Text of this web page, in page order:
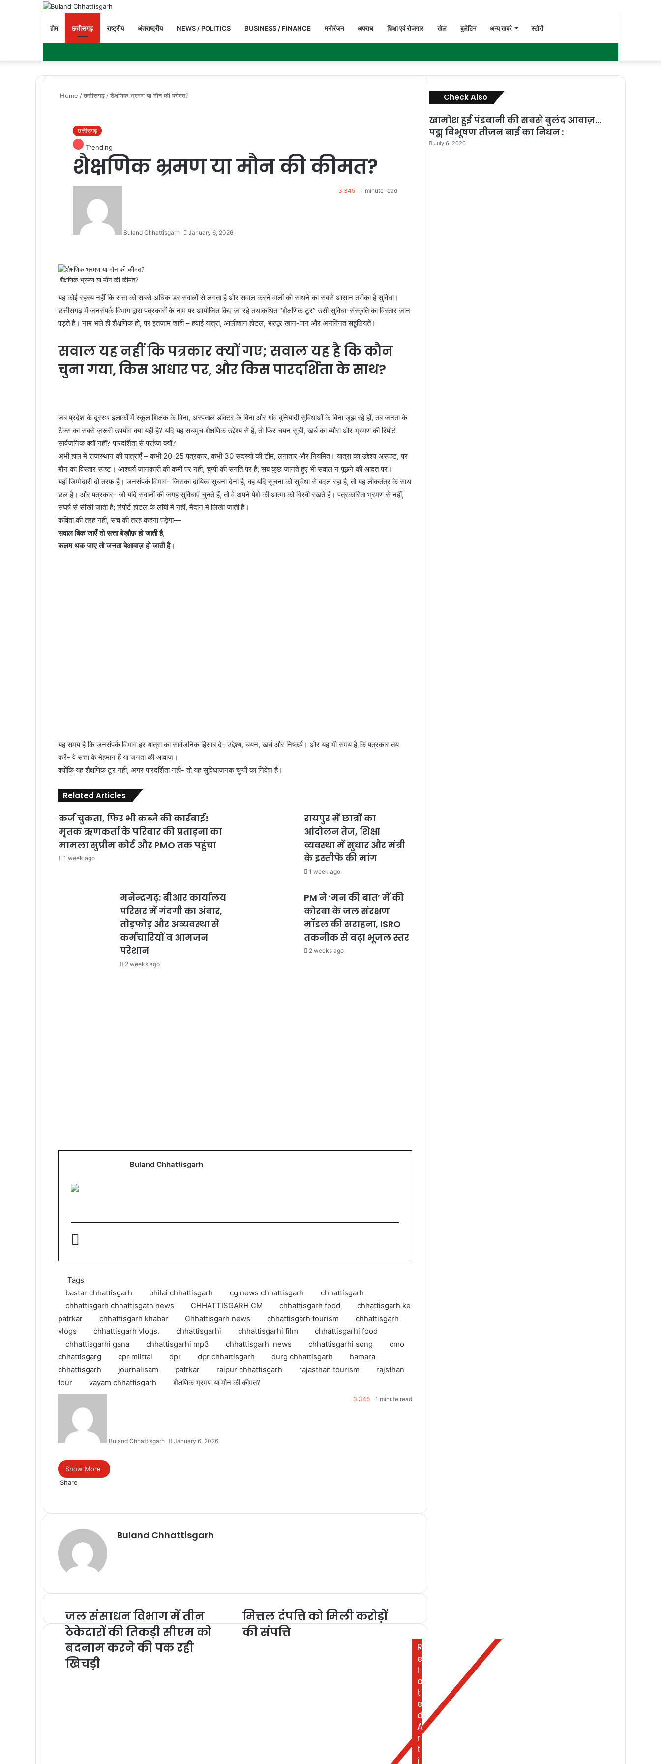
होम छत्तीसगढ़ राष्ट्रीय अंतराष्ट्रीय NEWS / POLITICS BUSINESS / FINANCE मनोरंजन अपराध शिक्षा एवं रोजगार खेल बुलेटिन अन्य खबरे स्टोरी
Home /छत्तीसगढ़ /शैक्षणिक भ्रमण या मौन की कीमत?
छत्तीसगढ़
Trending
शैक्षणिक भ्रमण या मौन की कीमत?
Buland Chhattisgarh January 6, 2026
3,345 1 minute read
शैक्षणिक भ्रमण या मौन की कीमत?
यह कोई रहस्य नहीं कि सत्ता को सबसे अधिक डर सवालों से लगता है और सवाल करने वालों को साधने का सबसे आसान तरीका है सुविधा।
छत्तीसगढ़ में जनसंपर्क विभाग द्वारा पत्रकारों के नाम पर आयोजित किए जा रहे तथाकथित “शैक्षणिक टूर” उसी सुविधा-संस्कृति का विस्तार जान
पड़ते हैं। नाम भले ही शैक्षणिक हो, पर इंतज़ाम शाही – हवाई यात्रा, आलीशान होटल, भरपूर खान-पान और अनगिनत सहूलियतें।
सवाल यह नहीं कि पत्रकार क्यों गए; सवाल यह है कि कौन
चुना गया, किस आधार पर, और किस पारदर्शिता के साथ?
जब प्रदेश के दूरस्थ इलाकों में स्कूल शिक्षक के बिना, अस्पताल डॉक्टर के बिना और गांव बुनियादी सुविधाओं के बिना जूझ रहे हों, तब जनता के
टैक्स का सबसे ज़रूरी उपयोग क्या यही है? यदि यह सचमुच शैक्षणिक उद्देश्य से है, तो फिर चयन सूची, खर्च का ब्यौरा और भ्रमण की रिपोर्ट
सार्वजनिक क्यों नहीं? पारदर्शिता से परहेज़ क्यों?
अभी हाल में राजस्थान की यात्राएँ – कभी 20-25 पत्रकार, कभी 30 सदस्यों की टीम, लगातार और नियमित। यात्रा का उद्देश्य अस्पष्ट, पर
मौन का विस्तार स्पष्ट। आश्चर्य जानकारी की कमी पर नहीं, चुप्पी की संगति पर है, सब कुछ जानते हुए भी सवाल न पूछने की आदत पर।
यहाँ जिम्मेदारी दो तरफ़ है। जनसंपर्क विभाग- जिसका दायित्व सूचना देना है, वह यदि सूचना को सुविधा से बदल रहा है, तो यह लोकतंत्र के साथ
छल है। और पत्रकार- जो यदि सवालों की जगह सुविधाएँ चुनते हैं, तो वे अपने पेशे की आत्मा को गिरवी रखते हैं। पत्रकारिता भ्रमण से नहीं,
संघर्ष से सीखी जाती है; रिपोर्ट होटल के लॉबी में नहीं, मैदान में लिखी जाती है।
कविता की तरह नहीं, सच की तरह कहना पड़ेगा—
सवाल बिक जाएँ तो सत्ता बेख़ौफ़ हो जाती है,
कलम थक जाए तो जनता बेआवाज़ हो जाती है।
यह समय है कि जनसंपर्क विभाग हर यात्रा का सार्वजनिक हिसाब दे- उद्देश्य, चयन, खर्च और निष्कर्ष। और यह भी समय है कि पत्रकार तय
करें- वे सत्ता के मेहमान हैं या जनता की आवाज़।
क्योंकि यह शैक्षणिक टूर नहीं, अगर पारदर्शिता नहीं- तो यह सुविधाजनक चुप्पी का निवेश है।
Related Articles
कर्ज चुकता, फिर भी कब्जे की कार्रवाई!
मृतक ऋणकर्ता के परिवार की प्रताड़ना का
मामला सुप्रीम कोर्ट और PMO तक पहुंचा
1 week ago
रायपुर में छात्रों का
आंदोलन तेज, शिक्षा
व्यवस्था में सुधार और मंत्री
के इस्तीफे की मांग
1 week ago
मनेन्द्रगढ़: बीआर कार्यालय
परिसर में गंदगी का अंबार,
तोड़फोड़ और अव्यवस्था से
कर्मचारियों व आमजन
परेशान
2 weeks ago
PM ने ‘मन की बात’ में की
कोरबा के जल संरक्षण
मॉडल की सराहना, ISRO
तकनीक से बढ़ा भूजल स्तर
2 weeks ago
Buland Chhattisgarh
Tags
bastar chhattisgarh
bhilai chhattisgarh cg news chhattisgarh
chhattisgarh
chhattisgarh chhattisgath news
CHHATTISGARH CM chhattisgarh food
chhattisgarh ke
patrkar
chhattisgarh khabar Chhattisgarh news chhattisgarh tourism
chhattisgarh
vlogs
chhattisgarh vlogs. chhattisgarhi chhattisgarhi film
chhattisgarhi food
chhattisgarhi gana
chhattisgarhi mp3 chhattisgarhi news chhattisgarhi song
cmo
chhattisgarg
cpr miittal dpr dpr chhattisgarh durg chhattisgarh
hamara
chhattisgarh
journalisam patrkar raipur chhattisgarh rajasthan tourism
rajsthan
tour
vayam chhattisgarh शैक्षणिक भ्रमण या मौन की कीमत?
Buland Chhattisgarh January 6, 2026
3,345 1 minute read
Show More
Share
Buland Chhattisgarh
जल संसाधन विभाग में तीन
ठेकेदारों की तिकड़ी सीएम को
बदनाम करने की पक रही
खिचड़ी
मित्तल दंपत्ति को मिली करोड़ों
की संपत्ति
R
e
l
a
t
e
d
A
r
t
i
Check Also
खामोश हुई पंडवानी की सबसे बुलंद आवाज़…
पद्म विभूषण तीजन बाई का निधन :
July 6, 2026